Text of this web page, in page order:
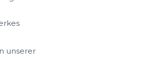
unserer